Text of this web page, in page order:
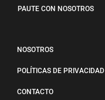
PAUTE CON NOSOTROS
NOSOTROS
POLÍTICAS DE PRIVACIDAD
CONTACTO